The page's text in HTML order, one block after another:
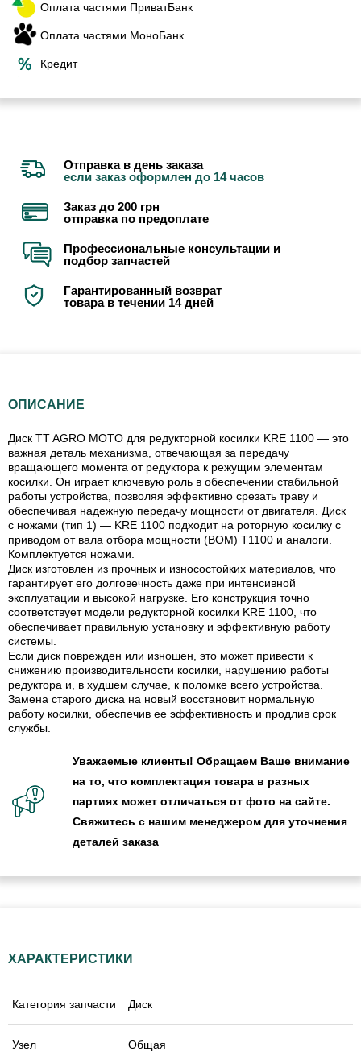
Оплата частями ПриватБанк
Оплата частями МоноБанк
Кредит
Отправка в день заказа
если заказ оформлен до 14 часов
Заказ до 200 грн
отправка по предоплате
Профессиональные консультации и
подбор запчастей
Гарантированный возврат
товара в течении 14 дней
ОПИСАНИЕ
Диск TT AGRO MOTO для редукторной косилки KRE 1100 — это
важная деталь механизма, отвечающая за передачу
вращающего момента от редуктора к режущим элементам
косилки. Он играет ключевую роль в обеспечении стабильной
работы устройства, позволяя эффективно срезать траву и
обеспечивая надежную передачу мощности от двигателя. Диск
с ножами (тип 1) — KRE 1100 подходит на роторную косилку с
приводом от вала отбора мощности (ВОМ) Т1100 и аналоги.
Комплектуется ножами.
Диск изготовлен из прочных и износостойких материалов, что
гарантирует его долговечность даже при интенсивной
эксплуатации и высокой нагрузке. Его конструкция точно
соответствует модели редукторной косилки KRE 1100, что
обеспечивает правильную установку и эффективную работу
системы.
Если диск поврежден или изношен, это может привести к
снижению производительности косилки, нарушению работы
редуктора и, в худшем случае, к поломке всего устройства.
Замена старого диска на новый восстановит нормальную
работу косилки, обеспечив ее эффективность и продлив срок
службы.
Уважаемые клиенты! Обращаем Ваше внимание
на то, что комплектация товара в разных
партиях может отличаться от фото на сайте.
Свяжитесь с нашим менеджером для уточнения
деталей заказа
ХАРАКТЕРИСТИКИ
Категория запчасти Диск
Узел Общая